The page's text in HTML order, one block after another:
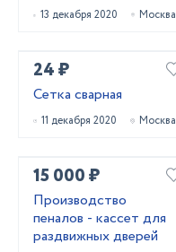
13 декабря 2020 Москва
24 ₽
Сетка сварная
11 декабря 2020 Москва
15 000 ₽
Производство
пеналов - кассет для
раздвижных дверей